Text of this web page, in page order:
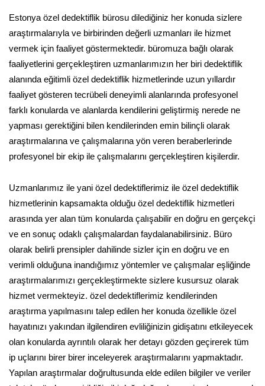
Estonya özel dedektiflik bürosu dilediğiniz her konuda sizlere
araştırmalarıyla ve birbirinden değerli uzmanları ile hizmet
vermek için faaliyet göstermektedir. büromuza bağlı olarak
faaliyetlerini gerçekleştiren uzmanlarımızın her biri dedektiflik
alanında eğitimli özel dedektiflik hizmetlerinde uzun yıllardır
faaliyet gösteren tecrübeli deneyimli alanlarında profesyonel
farklı konularda ve alanlarda kendilerini geliştirmiş nerede ne
yapması gerektiğini bilen kendilerinden emin bilinçli olarak
araştırmalarına ve çalışmalarına yön veren beraberlerinde
profesyonel bir ekip ile çalışmalarını gerçekleştiren kişilerdir.
Uzmanlarımız ile yani özel dedektiflerimiz ile özel dedektiflik
hizmetlerinin kapsamakta olduğu özel dedektiflik hizmetleri
arasında yer alan tüm konularda çalışabilir en doğru en gerçekçi
ve en sonuç odaklı çalışmalardan faydalanabilirsiniz. Büro
olarak belirli prensipler dahilinde sizler için en doğru ve en
verimli olduğuna inandığımız yöntemler ve çalışmalar eşliğinde
araştırmalarımızı gerçekleştirmekte sizlere kusursuz olarak
hizmet vermekteyiz. özel dedektiflerimiz kendilerinden
araştırma yapılmasını talep edilen her konuda özellikle özel
hayatınızı yakından ilgilendiren evliliğinizin gidişatını etkileyecek
olan konularda ayrıntılı olarak her detayı gözden geçirerek tüm
ip uçlarını birer birer inceleyerek araştırmalarını yapmaktadır.
Yapılan araştırmalar doğrultusunda elde edilen bilgiler ve veriler